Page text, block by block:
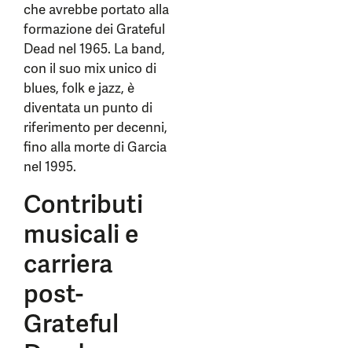
che avrebbe portato alla
formazione dei Grateful
Dead nel 1965. La band,
con il suo mix unico di
blues, folk e jazz, è
diventata un punto di
riferimento per decenni,
fino alla morte di Garcia
nel 1995.
Contributi
musicali e
carriera
post-
Grateful